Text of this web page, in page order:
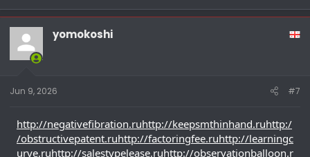
yomokoshi
Jun 9, 2026 #7
http://negativefibration.ruhttp://keepsmthinhand.ruhttp:/
/obstructivepatent.ruhttp://factoringfee.ruhttp://learningc
urve.ruhttp://salestypelease.ruhttp://observationballoon.r